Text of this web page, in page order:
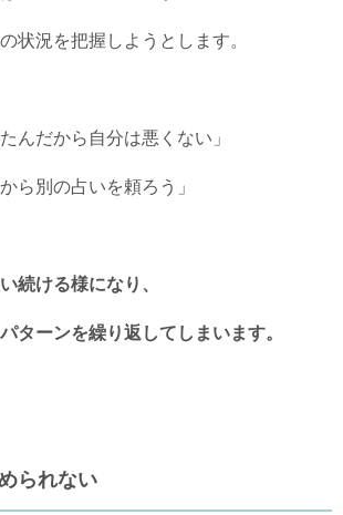
状況を把握しようとします。
んだから自分は悪くない」
ら別の占いを頼ろう」
続ける様になり、
ターンを繰り返してしまいます。
られない